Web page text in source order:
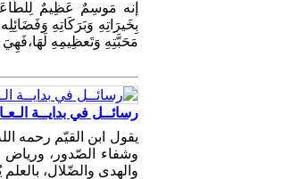
إنه مَوسِمٌ عَظِيمٌ
بِخَيرَاتِهِ وَبَرَكَاتِهِ
مَحَبَّتِهِ وَتَعظِيمِهِ
رسائــل في بدايــة
يقول ابن القيّم رحمه
وشفاء الصّدور، ورياض
والهدى والضّلال،